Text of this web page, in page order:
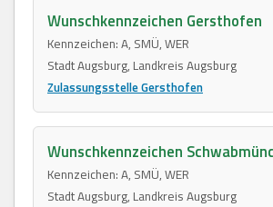
Wunschkennzeichen Gersthofen
Kennzeichen: A, SMÜ, WER
Stadt Augsburg, Landkreis Augsburg
Zulassungsstelle Gersthofen
Wunschkennzeichen
Kennzeichen: A, SMÜ, WER
Stadt Augsburg, Landkreis Augsburg